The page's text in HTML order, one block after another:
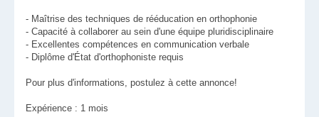
- Maîtrise des techniques de rééducation en orthophonie
- Capacité à collaborer au sein d'une équipe pluridisciplinaire
- Excellentes compétences en communication verbale
- Diplôme d'État d'orthophoniste requis
Pour plus d'informations, postulez à cette annonce!
Expérience : 1 mois